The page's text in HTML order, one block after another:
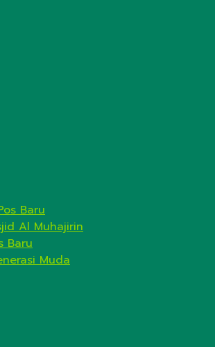
Baru
Al Muhajirin
Baru
Muda